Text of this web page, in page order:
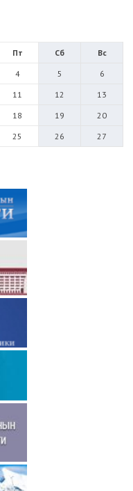
Пт Сб
Вс
4 5
6
11 12
13
18 19
20
25 26
27